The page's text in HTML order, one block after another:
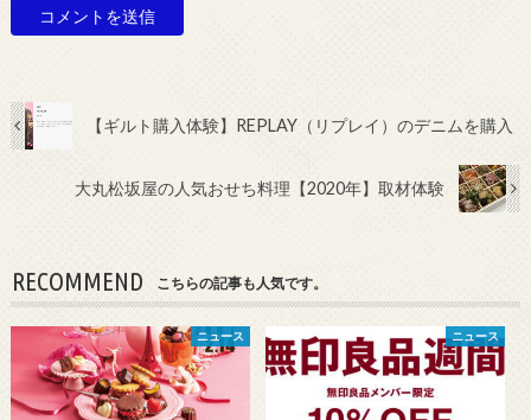
【ギルト購入体験】REPLAY（リプレイ）のデニムを購入
大丸松坂屋の人気おせち料理【2020年】取材体験
RECOMMEND こちらの記事も人気です。
ニュース ニュース